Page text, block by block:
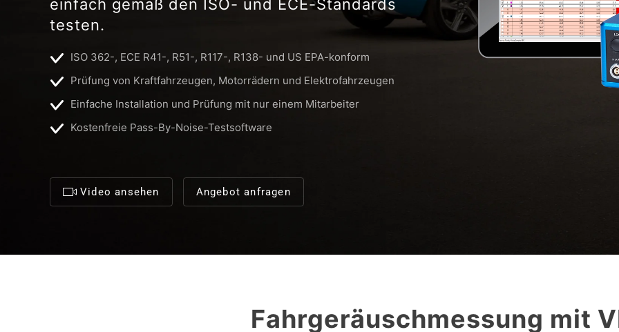
einfach gemäß den ISO- und ECE-Standards
testen.
ISO 362-, ECE R41-, R51-, R117-, R138- und US EPA-konform
Prüfung von Kraftfahrzeugen, Motorrädern und Elektrofahrzeugen
Einfache Installation und Prüfung mit nur einem Mitarbeiter
Kostenfreie Pass-By-Noise-Testsoftware
Video ansehen Angebot anfragen
Fahrgeräuschmessung mit